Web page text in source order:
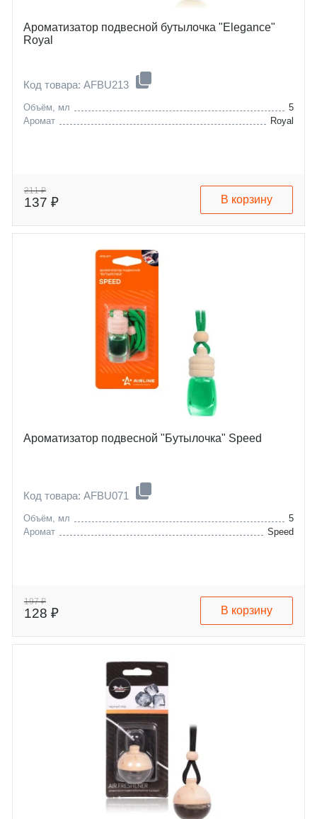
Ароматизатор подвесной бутылочка "Elegance"
Royal
Код товара: AFBU213
Объём, мл
5
Аромат
Royal
211 ₽
137 ₽ В корзину
Ароматизатор подвесной "Бутылочка" Speed
Код товара: AFBU071
Объём, мл
5
Аромат
Speed
197 ₽
128 ₽ В корзину